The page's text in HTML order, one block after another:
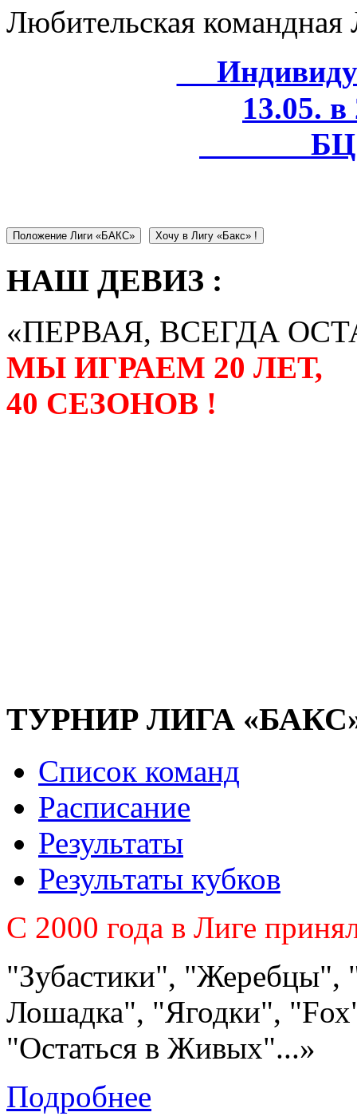
Любительская
13.05.
БЦ
Положение Лиги «БАКС» Хочу в Лигу «Бакс» !
НАШ ДЕВИЗ :
«ПЕРВАЯ, ВСЕГДА
МЫ ИГРАЕМ 20 ЛЕТ,
40 СЕЗОНОВ !
ТУРНИР ЛИГА
Список команд
Расписание
Результаты
Результаты кубков
C 2000 года в Лиге
"Зубастики", "Жеребцы",
Лошадка", "Ягодки",
"Остаться в Живых"...»
Подробнее